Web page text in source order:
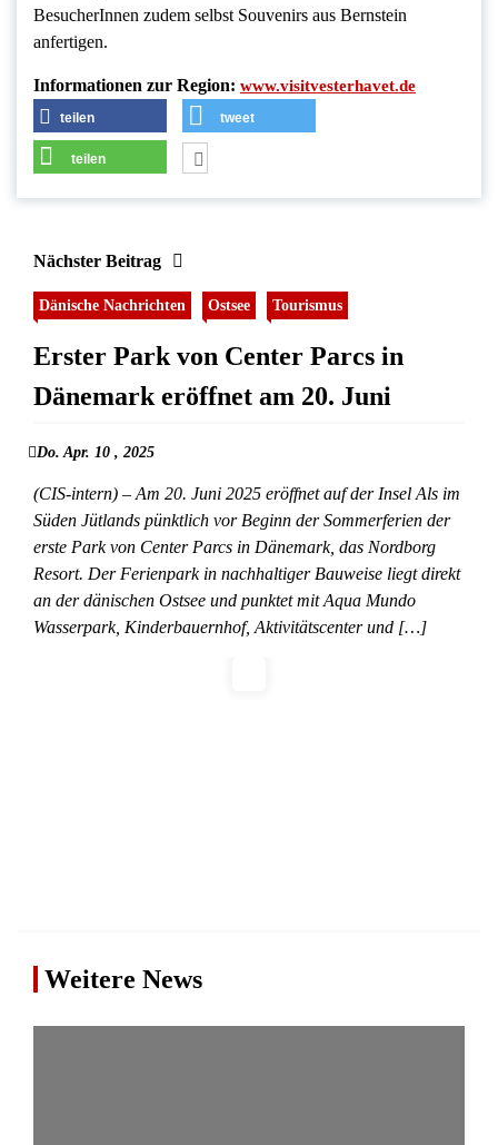
BesucherInnen zudem selbst Souvenirs aus Bernstein
anfertigen.
Informationen zur Region: www.visitvesterhavet.de
teilen tweet
teilen
Nächster Beitrag
Dänische Nachrichten Ostsee Tourismus
Erster Park von Center Parcs in
Dänemark eröffnet am 20. Juni
Do. Apr. 10 , 2025
(CIS-intern) – Am 20. Juni 2025 eröffnet auf der Insel Als im
Süden Jütlands pünktlich vor Beginn der Sommerferien der
erste Park von Center Parcs in Dänemark, das Nordborg
Resort. Der Ferienpark in nachhaltiger Bauweise liegt direkt
an der dänischen Ostsee und punktet mit Aqua Mundo
Wasserpark, Kinderbauernhof, Aktivitätscenter und […]
Weitere News